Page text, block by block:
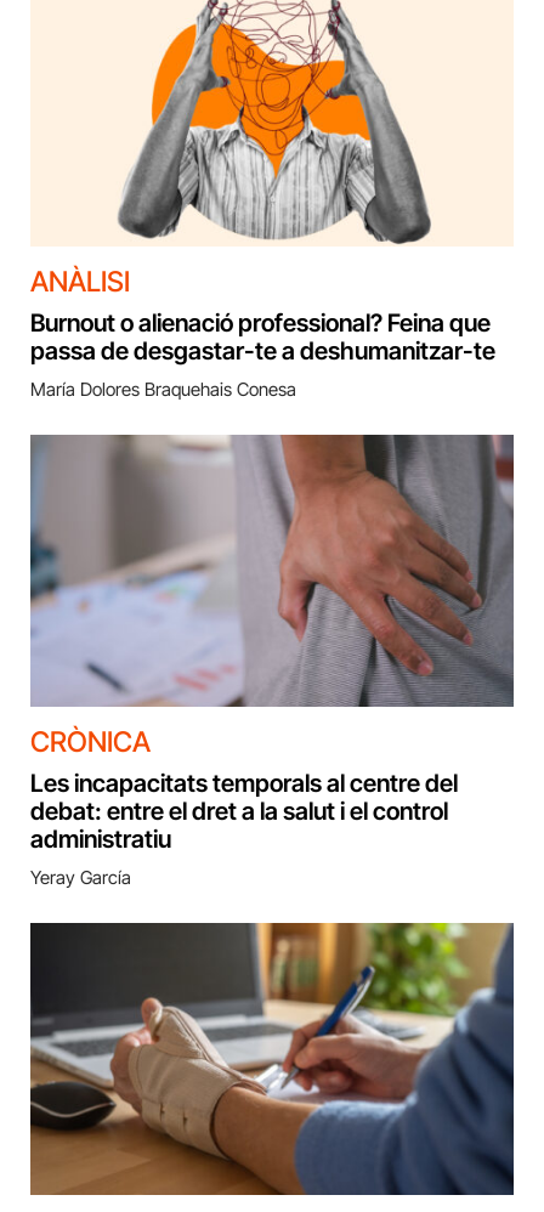
ANÀLISI
Burnout o alienació professional? Feina que
passa de desgastar-te a deshumanitzar-te
María Dolores Braquehais Conesa
CRÒNICA
Les incapacitats temporals al centre del
debat: entre el dret a la salut i el control
administratiu
Yeray García